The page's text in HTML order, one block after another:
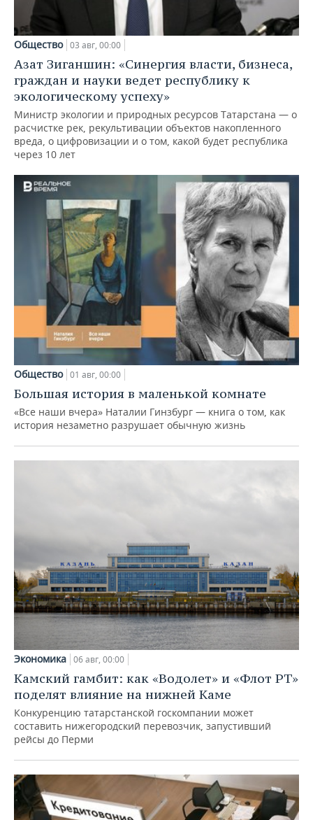
Общество 03 авг, 00:00
Азат Зиганшин: «Синергия власти, бизнеса,
граждан и науки ведет республику к
экологическому успеху»
Министр экологии и природных ресурсов Татарстана — о
расчистке рек, рекультивации объектов накопленного
вреда, о цифровизации и о том, какой будет республика
через 10 лет
Общество 01 авг, 00:00
Большая история в маленькой комнате
«Все наши вчера» Наталии Гинзбург — книга о том, как
история незаметно разрушает обычную жизнь
Экономика 06 авг, 00:00
Камский гамбит: как «Водолет» и «Флот РТ»
поделят влияние на нижней Каме
Конкуренцию татарстанской госкомпании может
составить нижегородский перевозчик, запустивший
рейсы до Перми